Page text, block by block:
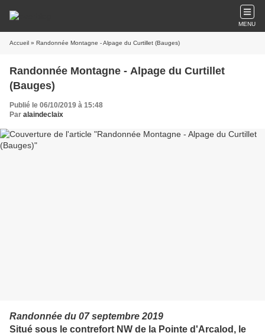
MENU
Accueil » Randonnée Montagne - Alpage du Curtillet (Bauges)
Randonnée Montagne - Alpage du Curtillet
(Bauges)
Publié le 06/10/2019 à 15:48
Par alaindeclaix
Randonnée du 07 septembre 2019
Situé sous le contrefort NW de la Pointe d'Arcalod, le